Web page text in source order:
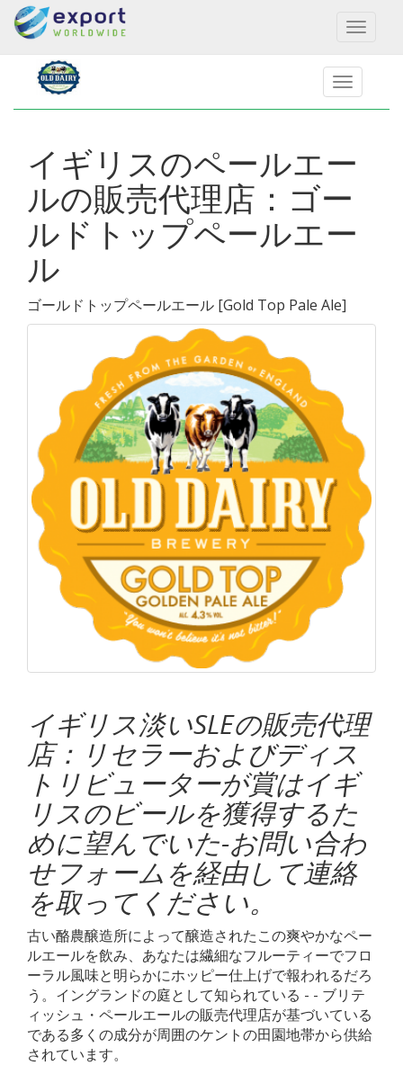
Toggle
イギリスのペールエー
ルの販売代理店：ゴー
ルドトップペールエー
ル
ゴールドトップペールエール [Gold Top Pale Ale]
イギリス淡いSLEの販売代理
店：リセラーおよびディス
トリビューターが賞はイギ
リスのビールを獲得するた
めに望んでいた-お問い合わ
せフォームを経由して連絡
を取ってください。
古い酪農醸造所によって醸造されたこの爽やかなペー
ルエールを飲み、あなたは繊細なフルーティーでフロ
ーラル風味と明らかにホッピー仕上げで報われるだろ
う。イングランドの庭として知られている - - ブリテ
ィッシュ・ペールエールの販売代理店が基づいている
である多くの成分が周囲のケントの田園地帯から供給
されています。